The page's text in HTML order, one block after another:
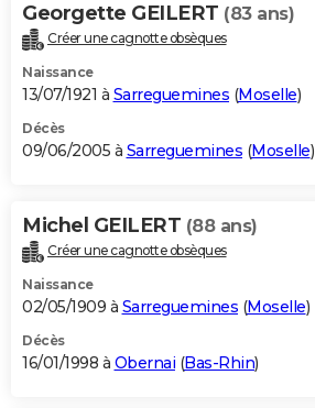
Georgette GEILERT (83 ans)
Créer une cagnotte obsèques
Naissance
13/07/1921 à Sarreguemines (Moselle)
Décès
09/06/2005 à Sarreguemines (Moselle)
Michel GEILERT (88 ans)
Créer une cagnotte obsèques
Naissance
02/05/1909 à Sarreguemines (Moselle)
Décès
16/01/1998 à Obernai (Bas-Rhin)